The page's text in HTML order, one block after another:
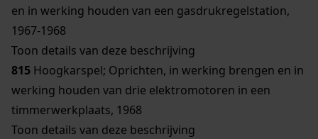
en in werking houden van een gasdrukregelstation,
1967-1968
Toon details van deze beschrijving
815 Hoogkarspel; Oprichten, in werking brengen en in
werking houden van drie elektromotoren in een
timmerwerkplaats, 1968
Toon details van deze beschrijving